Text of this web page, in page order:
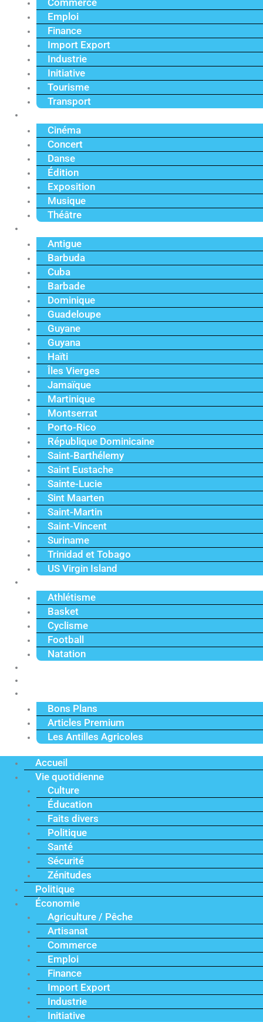
Commerce
Emploi
Finance
Import Export
Industrie
Initiative
Tourisme
Transport
Cinéma
Concert
Danse
Édition
Exposition
Musique
Théâtre
Antigue
Barbuda
Cuba
Barbade
Dominique
Guadeloupe
Guyane
Guyana
Haïti
Îles Vierges
Jamaïque
Martinique
Montserrat
Porto-Rico
République Dominicaine
Saint-Barthélemy
Saint Eustache
Sainte-Lucie
Sint Maarten
Saint-Martin
Saint-Vincent
Suriname
Trinidad et Tobago
US Virgin Island
Athlétisme
Basket
Cyclisme
Football
Natation
Bons Plans
Articles Premium
Les Antilles Agricoles
Accueil
Vie quotidienne
Culture
Éducation
Faits divers
Politique
Santé
Sécurité
Zénitudes
Politique
Économie
Agriculture / Pêche
Artisanat
Commerce
Emploi
Finance
Import Export
Industrie
Initiative